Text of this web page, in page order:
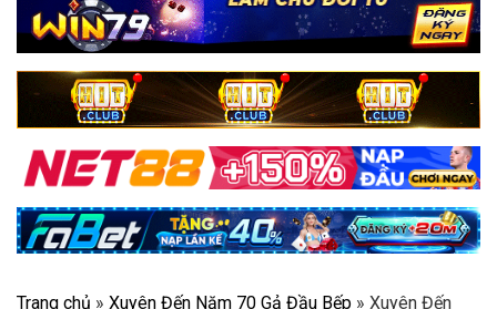
Trang chủ » Xuyên Đến Năm 70 Gả Đầu Bếp » Xuyên Đến